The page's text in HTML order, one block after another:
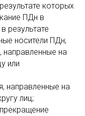
которых
ПДн в
результате
носители ПДн;
направленные на
или
направленные на
лиц;